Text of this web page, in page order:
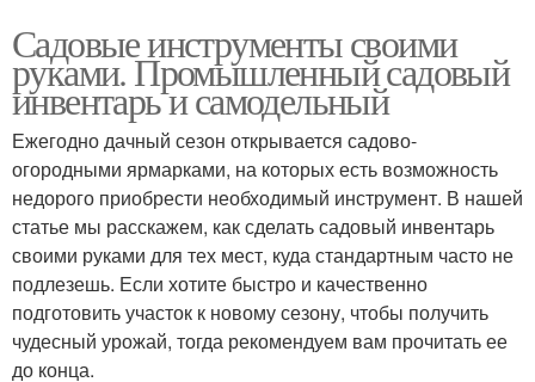
Садовые инструменты своими
руками. Промышленный садовый
инвентарь и самодельный
Ежегодно дачный сезон открывается садово-
огородными ярмарками, на которых есть возможность
недорого приобрести необходимый инструмент. В нашей
статье мы расскажем, как сделать садовый инвентарь
своими руками для тех мест, куда стандартным часто не
подлезешь. Если хотите быстро и качественно
подготовить участок к новому сезону, чтобы получить
чудесный урожай, тогда рекомендуем вам прочитать ее
до конца.